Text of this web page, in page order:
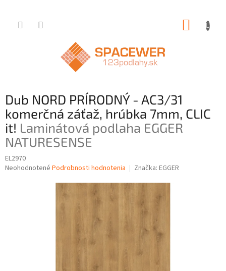
Dub NORD PRÍRODNÝ - AC3/31
komerčná záťaž, hrúbka 7mm, CLIC
it! Laminátová podlaha EGGER
NATURESENSE
EL2970
Priemerné
Neohodnotené Podrobnosti hodnotenia Značka: EGGER